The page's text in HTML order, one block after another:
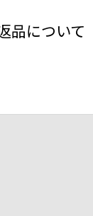
品について